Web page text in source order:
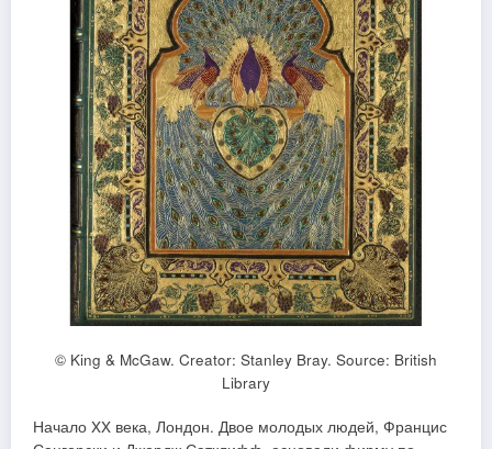
© King & McGaw. Creator: Stanley Bray. Source: British
Library
Начало XX века, Лондон. Двое молодых людей, Францис